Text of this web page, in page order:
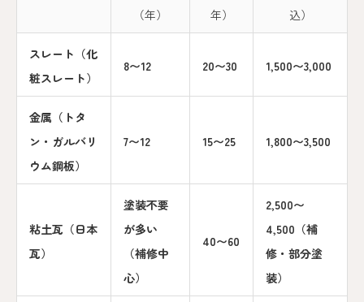
（年）
年）
込）
スレート（化
粧スレート）
8〜12 20〜30 1,500〜3,000
金属（トタ
ン・ガルバリ
ウム鋼板）
7〜12 15〜25 1,800〜3,500
粘土瓦（日本
瓦）
塗装不要
が多い
（補修中
心）
40〜60
2,500〜
4,500（補
修・部分塗
装）